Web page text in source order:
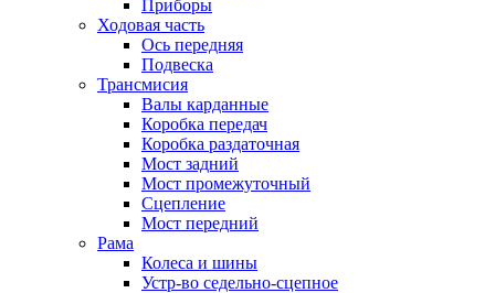
Приборы
Ходовая часть
Ось передняя
Подвеска
Трансмисия
Валы карданные
Коробка передач
Коробка раздаточная
Мост задний
Мост промежуточный
Сцепление
Мост передний
Рама
Колеса и шины
Устр-во седельно-сцепное